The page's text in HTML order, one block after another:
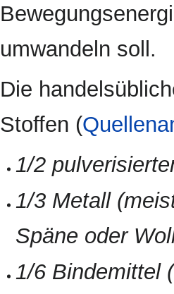
umwandeln soll.
Die
Stoffen (
1/2
1/3 Metall
Späne oder
1/6 Bindemittel